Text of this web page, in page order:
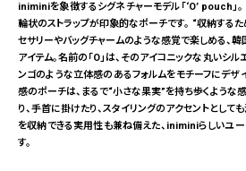
iniminiを象徴するシグネチャーモデル「‘O’ pouch」
輪状のストラップが印象的なポーチです。 “収納する
セサリーやバッグチャームのような感覚で楽しめる、
アイテム。名前の「O」は、そのアイコニックな丸いシ
ンゴのような立体感のあるフォルムをモチーフにデザ
感のポーチは、まるで“小さな果実”を持ち歩くような
り、手首に掛けたり、スタイリングのアクセントとして
を収納できる実用性も兼ね備えた、iniminiらしいユ
す。